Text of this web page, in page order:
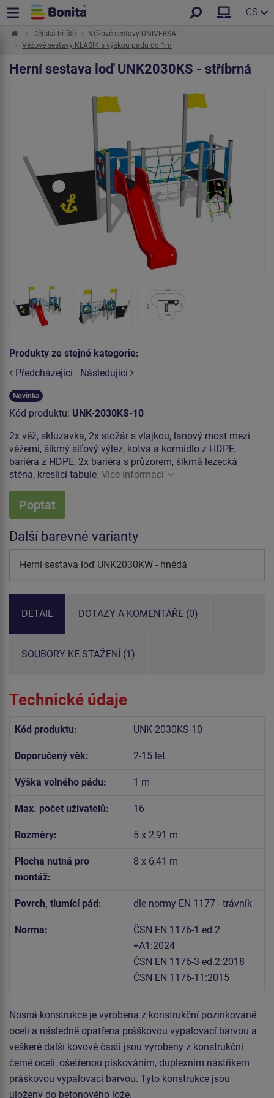
CS
Dětská hřiště
Věžové sestavy UNIVERSAL
Věžové sestavy KLASIK s výškou pádu do 1m
Herní sestava loď UNK2030KS - stříbrná
Produkty ze stejné kategorie:
Předcházející
Následující
Novinka
Kód produktu: UNK-2030KS-10
2x věž, skluzavka, 2x stožár s vlajkou, lanový most mezi
věžemi, šikmý síťový výlez, kotva a kormidlo z HDPE,
bariéra z HDPE, 2x bariéra s průzorem, šikmá lezecká
stěna, kreslící tabule. Více informací
Poptat
Další barevné varianty
Herní sestava loď UNK2030KW - hnědá
DETAIL DOTAZY A KOMENTÁŘE (0)
SOUBORY KE STAŽENÍ (1)
Technické údaje
Kód produktu: UNK-2030KS-10
Doporučený věk: 2-15 let
Výška volného pádu: 1 m
Max. počet uživatelů: 16
Rozměry: 5 x 2,91 m
Plocha nutná pro
montáž:
8 x 6,41 m
Povrch, tlumící pád: dle normy EN 1177 - trávník
Norma:
ČSN EN 1176-1 ed.2
+A1:2024
ČSN EN 1176-3 ed.2:2018
ČSN EN 1176-11:2015
Nosná konstrukce je vyrobena z konstrukční pozinkované
oceli a následně opatřena práškovou vypalovací barvou a
veškeré další kovové časti jsou vyrobeny z konstrukční
černé oceli, ošetřenou pískováním, duplexním nástřikem
práškovou vypalovací barvou. Tyto konstrukce jsou
uloženy do betonového lože.